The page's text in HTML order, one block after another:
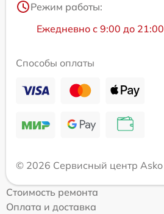
Режим работы:
Ежедневно с 9:00 до 21:00
Способы оплаты
© 2026 Сервисный центр Asko
Стоимость ремонта
Оплата и доставка